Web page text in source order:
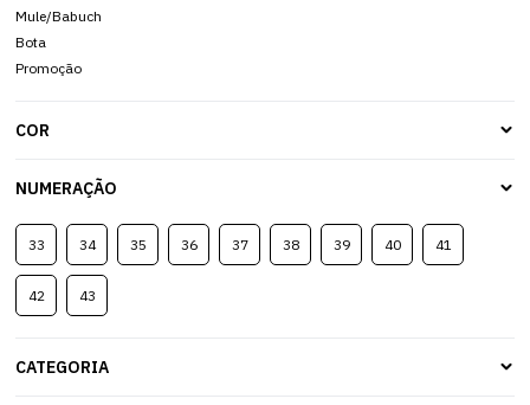
Mule/Babuch
Bota
Promoção
COR
NUMERAÇÃO
33 34 35 36 37 38 39 40 41
42 43
CATEGORIA